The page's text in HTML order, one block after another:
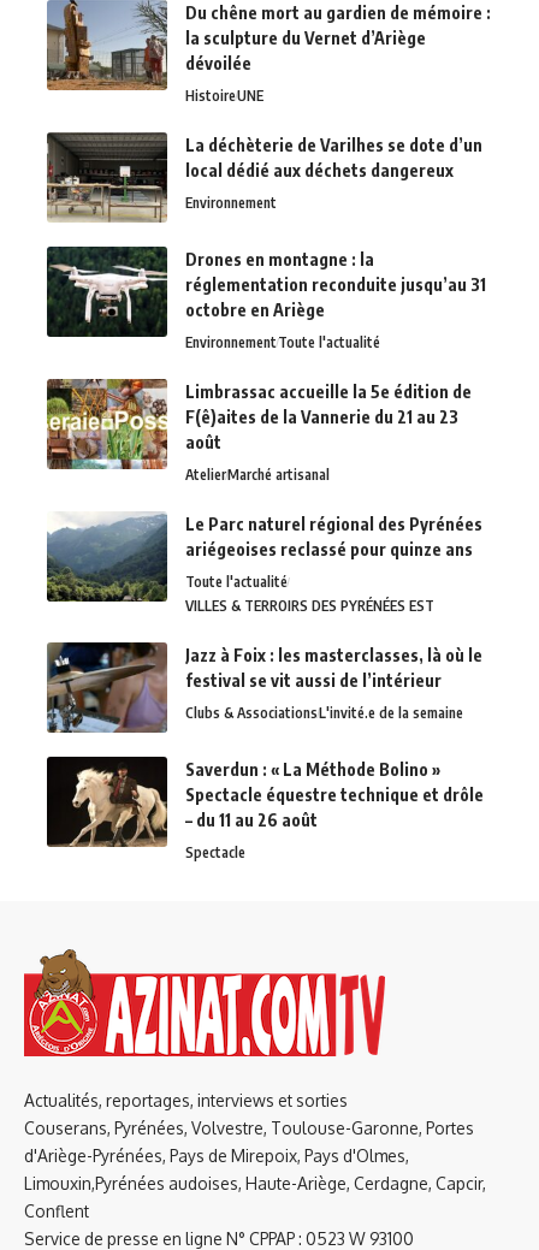
Du chêne mort au gardien de mémoire :
la sculpture du Vernet d’Ariège
dévoilée
HistoireUNE
La déchèterie de Varilhes se dote d’un
local dédié aux déchets dangereux
Environnement
Drones en montagne : la
réglementation reconduite jusqu’au 31
octobre en Ariège
EnvironnementToute l'actualité
Limbrassac accueille la 5e édition de
F(ê)aites de la Vannerie du 21 au 23
août
AtelierMarché artisanal
Le Parc naturel régional des Pyrénées
ariégeoises reclassé pour quinze ans
Toute l'actualité
VILLES & TERROIRS DES PYRÉNÉES EST
Jazz à Foix : les masterclasses, là où le
festival se vit aussi de l’intérieur
Clubs & AssociationsL'invité.e de la semaine
Saverdun : « La Méthode Bolino »
Spectacle équestre technique et drôle
– du 11 au 26 août
Spectacle
Actualités, reportages, interviews et sorties
Couserans, Pyrénées, Volvestre, Toulouse-Garonne, Portes
d'Ariège-Pyrénées, Pays de Mirepoix, Pays d'Olmes,
Limouxin,Pyrénées audoises, Haute-Ariège, Cerdagne, Capcir,
Conflent
Service de presse en ligne N° CPPAP : 0523 W 93100